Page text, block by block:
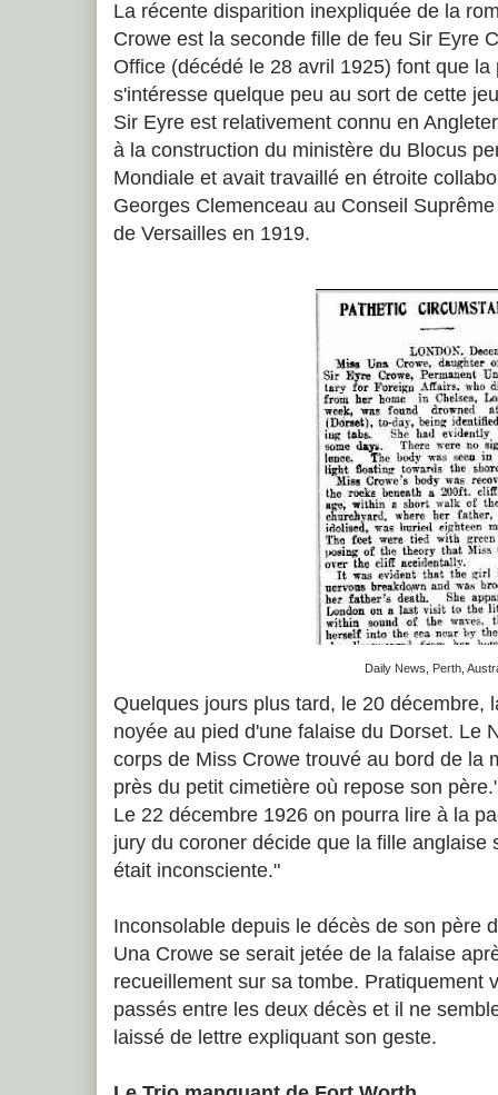
La récente disparition inexpliquée de la
Crowe est la seconde fille de feu Sir Eyre
Office (décédé le 28 avril 1925) font que
s'intéresse quelque peu au sort de cette
Sir Eyre est relativement connu en
à la construction du ministère du Blocus
Mondiale et avait travaillé en étroite
Georges Clemenceau au Conseil
de Versailles en 1919.
Daily News, Perth,
Quelques jours plus tard, le 20 décembre,
noyée au pied d'une falaise du Dorset. Le
corps de Miss Crowe trouvé au bord de la
près du petit cimetière où repose son
Le 22 décembre 1926 on pourra lire à la
jury du coroner décide que la fille anglaise
était inconsciente."
Inconsolable depuis le décès de son père
Una Crowe se serait jetée de la falaise
recueillement sur sa tombe. Pratiquement
passés entre les deux décès et il ne
laissé de lettre expliquant son geste.